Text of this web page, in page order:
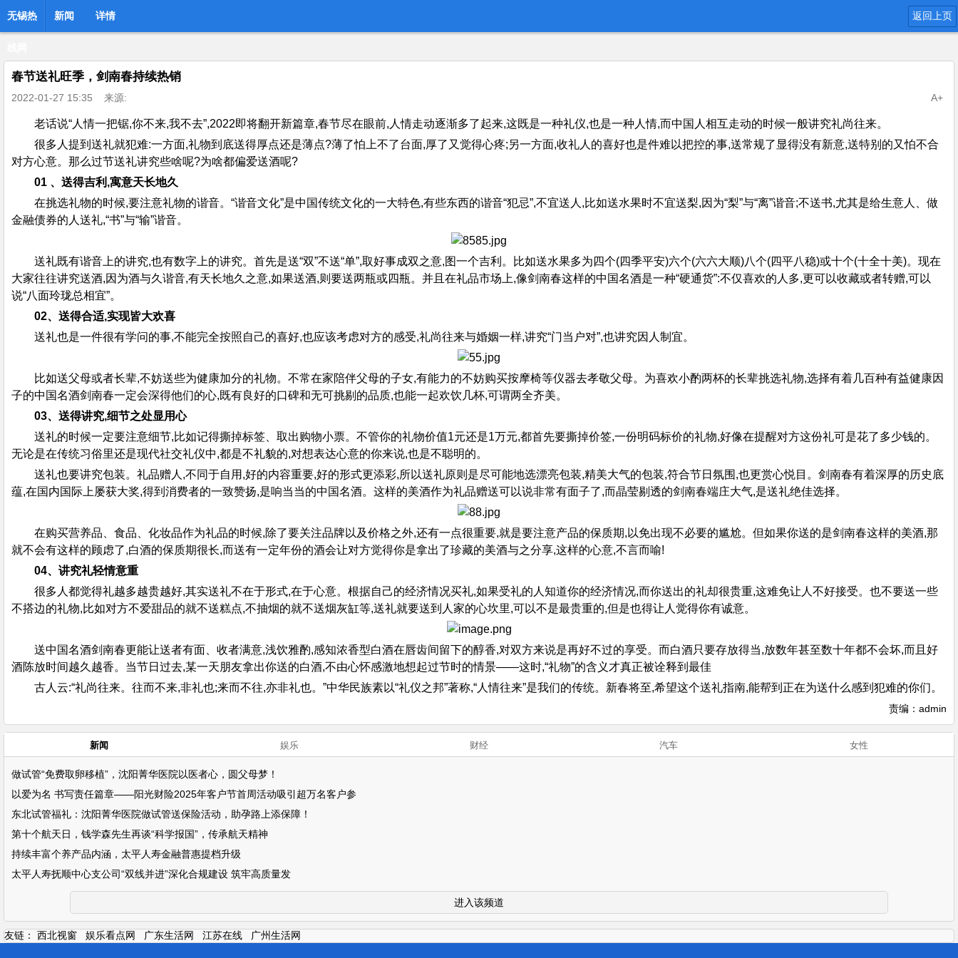
无锡热 新闻 详情 返回上页
春节送礼旺季，剑南春持续热销
2022-01-27 15:35 来源: A+
老话说“人情一把锯,你不来,我不去”,2022即将翻开新篇章,春节尽在眼前,人情走动逐渐多了起来,这既是一种礼仪,也是一种人情,而中国人相互走动的时候一般讲究礼尚往来。
很多人提到送礼就犯难:一方面,礼物到底送得厚点还是薄点?薄了怕上不了台面,厚了又觉得心疼;另一方面,收礼人的喜好也是件难以把控的事,送常规了显得没有新意,送特别的又怕不合
对方心意。那么过节送礼讲究些啥呢?为啥都偏爱送酒呢?
01 、送得吉利,寓意天长地久
在挑选礼物的时候,要注意礼物的谐音。“谐音文化”是中国传统文化的一大特色,有些东西的谐音“犯忌”,不宜送人,比如送水果时不宜送梨,因为“梨”与“离”谐音;不送书,尤其是给生意人、做
金融债券的人送礼,“书”与“输”谐音。
送礼既有谐音上的讲究,也有数字上的讲究。首先是送“双”不送“单”,取好事成双之意,图一个吉利。比如送水果多为四个(四季平安)六个(六六大顺)八个(四平八稳)或十个(十全十美)。现在
大家往往讲究送酒,因为酒与久谐音,有天长地久之意,如果送酒,则要送两瓶或四瓶。并且在礼品市场上,像剑南春这样的中国名酒是一种“硬通货”:不仅喜欢的人多,更可以收藏或者转赠,可以
说“八面玲珑总相宜”。
02、送得合适,实现皆大欢喜
送礼也是一件很有学问的事,不能完全按照自己的喜好,也应该考虑对方的感受,礼尚往来与婚姻一样,讲究“门当户对”,也讲究因人制宜。
比如送父母或者长辈,不妨送些为健康加分的礼物。不常在家陪伴父母的子女,有能力的不妨购买按摩椅等仪器去孝敬父母。为喜欢小酌两杯的长辈挑选礼物,选择有着几百种有益健康因
子的中国名酒剑南春一定会深得他们的心,既有良好的口碑和无可挑剔的品质,也能一起欢饮几杯,可谓两全齐美。
03、送得讲究,细节之处显用心
送礼的时候一定要注意细节,比如记得撕掉标签、取出购物小票。不管你的礼物价值1元还是1万元,都首先要撕掉价签,一份明码标价的礼物,好像在提醒对方这份礼可是花了多少钱的。
无论是在传统习俗里还是现代社交礼仪中,都是不礼貌的,对想表达心意的你来说,也是不聪明的。
送礼也要讲究包装。礼品赠人,不同于自用,好的内容重要,好的形式更添彩,所以送礼原则是尽可能地选漂亮包装,精美大气的包装,符合节日氛围,也更赏心悦目。剑南春有着深厚的历史底
蕴,在国内国际上屡获大奖,得到消费者的一致赞扬,是响当当的中国名酒。这样的美酒作为礼品赠送可以说非常有面子了,而晶莹剔透的剑南春端庄大气,是送礼绝佳选择。
在购买营养品、食品、化妆品作为礼品的时候,除了要关注品牌以及价格之外,还有一点很重要,就是要注意产品的保质期,以免出现不必要的尴尬。但如果你送的是剑南春这样的美酒,那
就不会有这样的顾虑了,白酒的保质期很长,而送有一定年份的酒会让对方觉得你是拿出了珍藏的美酒与之分享,这样的心意,不言而喻!
04、讲究礼轻情意重
很多人都觉得礼越多越贵越好,其实送礼不在于形式,在于心意。根据自己的经济情况买礼,如果受礼的人知道你的经济情况,而你送出的礼却很贵重,这难免让人不好接受。也不要送一些
不搭边的礼物,比如对方不爱甜品的就不送糕点,不抽烟的就不送烟灰缸等,送礼就要送到人家的心坎里,可以不是最贵重的,但是也得让人觉得你有诚意。
送中国名酒剑南春更能让送者有面、收者满意,浅饮雅酌,感知浓香型白酒在唇齿间留下的醇香,对双方来说是再好不过的享受。而白酒只要存放得当,放数年甚至数十年都不会坏,而且好
酒陈放时间越久越香。当节日过去,某一天朋友拿出你送的白酒,不由心怀感激地想起过节时的情景——这时,“礼物”的含义才真正被诠释到最佳
古人云:“礼尚往来。往而不来,非礼也;来而不往,亦非礼也。”中华民族素以“礼仪之邦”著称,“人情往来”是我们的传统。新春将至,希望这个送礼指南,能帮到正在为送什么感到犯难的你们。
责编：admin
新闻 娱乐 财经 汽车 女性
做试管“免费取卵移植”，沈阳菁华医院以医者心，圆父母梦！
以爱为名 书写责任篇章——阳光财险2025年客户节首周活动吸引超万名客户参
东北试管福礼：沈阳菁华医院做试管送保险活动，助孕路上添保障！
第十个航天日，钱学森先生再谈“科学报国”，传承航天精神
持续丰富个养产品内涵，太平人寿金融普惠提档升级
太平人寿抚顺中心支公司“双线并进”深化合规建设 筑牢高质量发
进入该频道
友链： 西北视窗 娱乐看点网 广东生活网 江苏在线 广州生活网